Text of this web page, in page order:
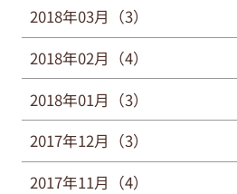
2018年03月（3）
2018年02月（4）
2018年01月（3）
2017年12月（3）
2017年11月（4）